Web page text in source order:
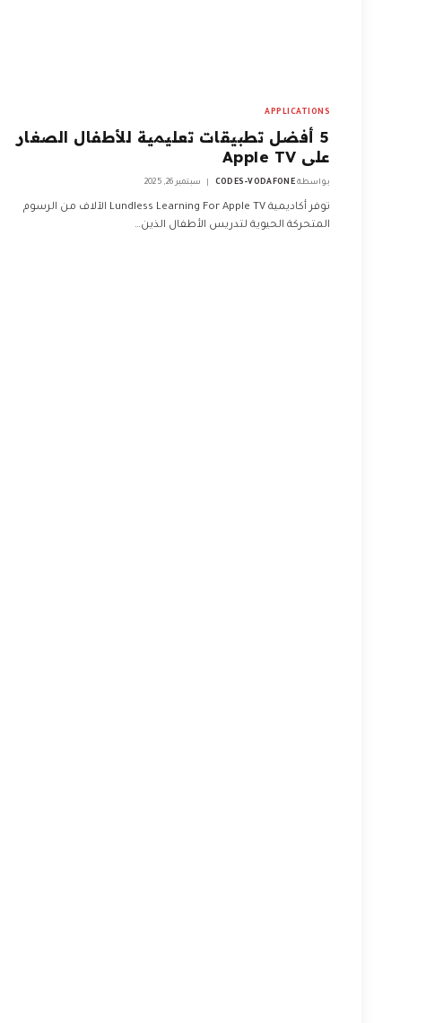
APPLICATIONS
5 أفضل تطبيقات تعليمية للأطفال الصغار
على Apple TV
بواسطة CODES-VODAFONE سبتمبر 26, 2025
توفر أكاديمية Lundless Learning For Apple TV الآلاف من الرسوم
المتحركة الحيوية لتدريس الأطفال الذين…